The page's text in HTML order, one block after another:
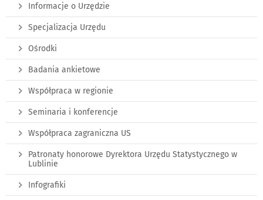
Informacje o Urzędzie
Specjalizacja Urzędu
Ośrodki
Badania ankietowe
Współpraca w regionie
Seminaria i konferencje
Współpraca zagraniczna US
Patronaty honorowe Dyrektora Urzędu Statystycznego w
Lublinie
Infografiki